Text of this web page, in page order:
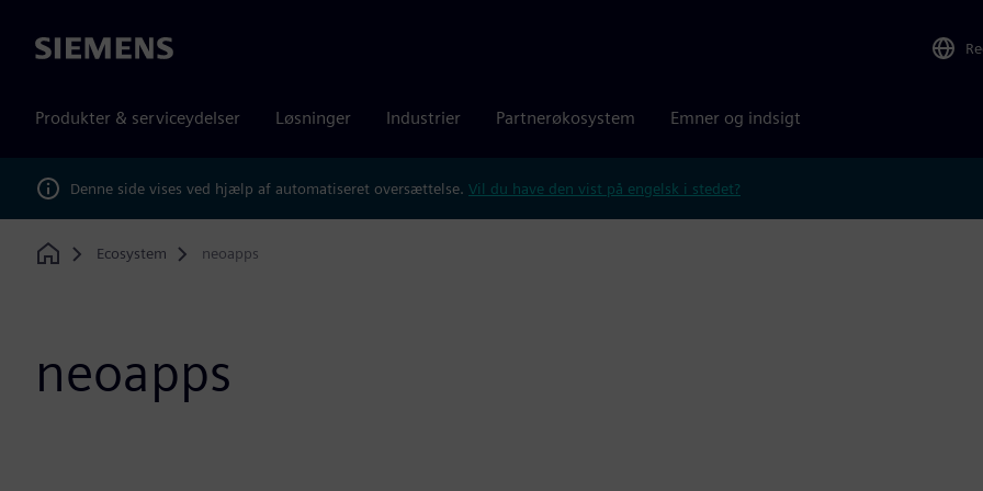
Siemens
Produkter & serviceydelser Løsninger Industrier Partnerøkosystem Emner og indsigt
Denne side vises ved hjælp af automatiseret oversættelse. Vil du have den vist på engelsk i stedet?
Home
Ecosystem neoapps
neoapps